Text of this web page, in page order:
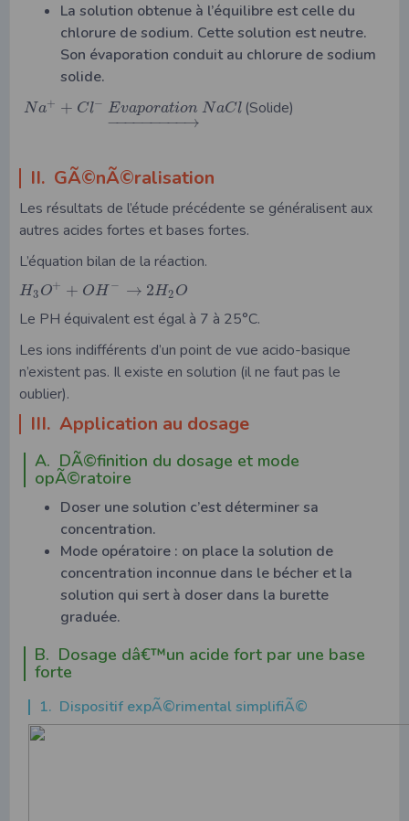
La solution obtenue à l’équilibre est celle du
chlorure de sodium. Cette solution est neutre.
Son évaporation conduit au chlorure de sodium
solide.
Na+ + Cl− Evaporation
− →
−−−−−−−−
NaCl(Solide)
II. GÃ©nÃ©ralisation
Les résultats de l’étude précédente se généralisent aux
autres acides fortes et bases fortes.
L’équation bilan de la réaction.
H3 O+ + OH − → 2H2 O
Le PH équivalent est égal à 7 à 25°C.
Les ions indifférents d’un point de vue acido-basique
n’existent pas. Il existe en solution (il ne faut pas le
oublier).
III. Application au dosage
A. DÃ©finition du dosage et mode
opÃ©ratoire
Doser une solution c’est déterminer sa
concentration.
Mode opératoire : on place la solution de
concentration inconnue dans le bécher et la
solution qui sert à doser dans la burette
graduée.
B. Dosage dâ€™un acide fort par une base
forte
1. Dispositif expÃ©rimental simplifiÃ©